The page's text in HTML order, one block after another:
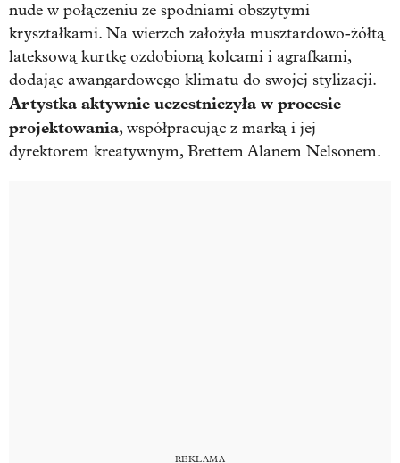
nude w połączeniu ze spodniami obszytymi
kryształkami. Na wierzch założyła musztardowo-żółtą
lateksową kurtkę ozdobioną kolcami i agrafkami,
dodając awangardowego klimatu do swojej stylizacji.
Artystka aktywnie uczestniczyła w procesie
projektowania, współpracując z marką i jej
dyrektorem kreatywnym, Brettem Alanem Nelsonem.